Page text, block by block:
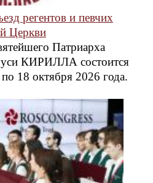
регентов и певчих
Церкви
Патриарха
КИРИЛЛА состоится
18 октября 2026 года.